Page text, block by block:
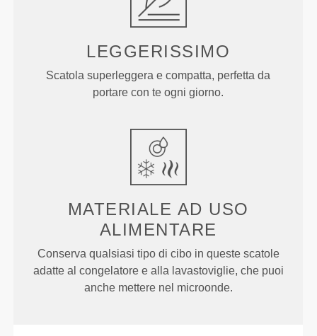
LEGGERISSIMO
Scatola superleggera e compatta, perfetta da
portare con te ogni giorno.
MATERIALE AD USO
ALIMENTARE
Conserva qualsiasi tipo di cibo in queste scatole
adatte al congelatore e alla lavastoviglie, che puoi
anche mettere nel microonde.